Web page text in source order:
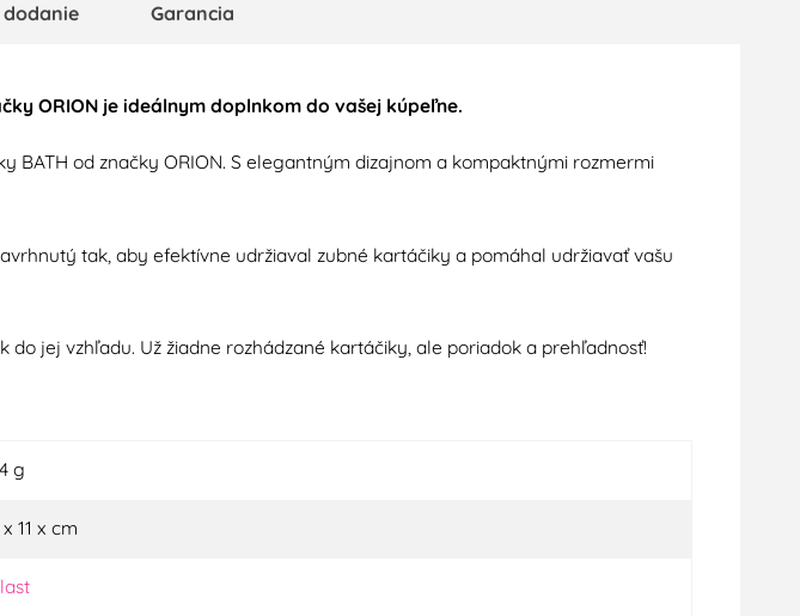
Garancia
ORION je ideálnym doplnkom do vašej kúpeľne.
od značky ORION. S elegantným dizajnom a kompaktnými rozmermi
tak, aby efektívne udržiaval zubné kartáčiky a pomáhal udržiavať vašu
jej vzhľadu. Už žiadne rozhádzané kartáčiky, ale poriadok a prehľadnosť!
g
x 11 x cm